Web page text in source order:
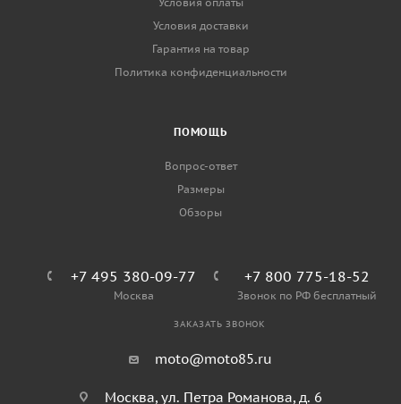
Условия доставки
Гарантия на товар
Политика конфиденциальности
ПОМОЩЬ
Вопрос-ответ
Размеры
Обзоры
+7 495 380-09-77
Москва
+7 800 775-18-52
Звонок по РФ бесплатный
ЗАКАЗАТЬ ЗВОНОК
moto@moto85.ru
Москва, ул. Петра Романова, д. 6